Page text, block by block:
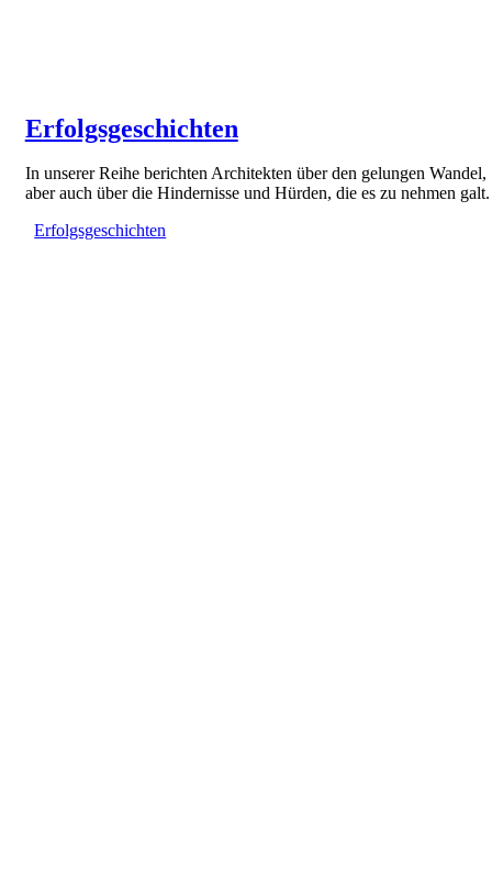
Erfolgsgeschichten
In unserer Reihe berichten Architekten über den gelungen Wandel,
aber auch über die Hindernisse und Hürden, die es zu nehmen galt.
Erfolgsgeschichten